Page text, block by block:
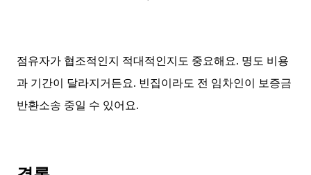
점유자가 협조적인지 적대적인지도 중요해요. 명도 비용
과 기간이 달라지거든요. 빈집이라도 전 임차인이 보증금
반환소송 중일 수 있어요.